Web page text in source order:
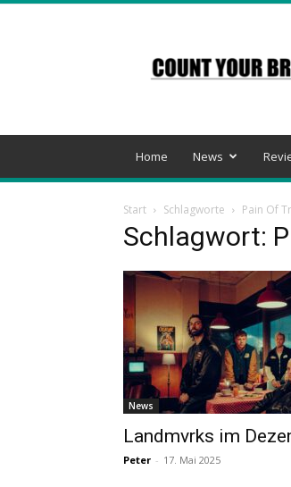
Home News
Start Schlagworte Pain Of
Schlagwort:
News
Landmvrks im
Peter - 17. Mai 2025